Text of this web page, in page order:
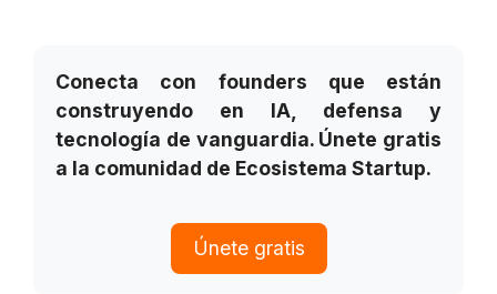
Conecta con founders que están
construyendo en IA, defensa y
tecnología de vanguardia. Únete gratis
a la comunidad de Ecosistema Startup.
Únete gratis